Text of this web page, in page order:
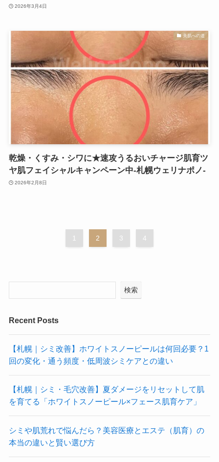
2026年3月4日
美肌への道
乾燥・くすみ・シワに★速攻うるおいチャージ肌育ツ
ヤ肌フェイシャルキャンペーン中-札幌ウェリナポノ-
2026年2月8日
1 2 3 4
検索
Recent Posts
【札幌｜シミ改善】ホワイトスノーピールは何回必要？1
回の変化・通う頻度・低周波シミケアとの違い
【札幌｜シミ・毛穴改善】夏ダメージをリセットして肌
を育てる「ホワイトスノーピール×フェース肌育ケア」
シミや肌荒れで悩んだら？美容医療とエステ（肌育）の
本当の違いと賢い選び方